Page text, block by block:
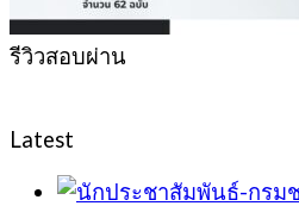
รีวิวสอบผ่าน
Latest